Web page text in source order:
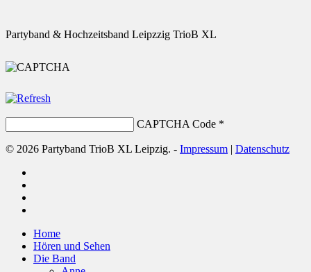
Partyband & Hochzeitsband Leipzzig TrioB XL
CAPTCHA Code *
© 2026 Partyband TrioB XL Leipzig. - Impressum | Datenschutz
Close
Menu
Home
Hören und Sehen
Die Band